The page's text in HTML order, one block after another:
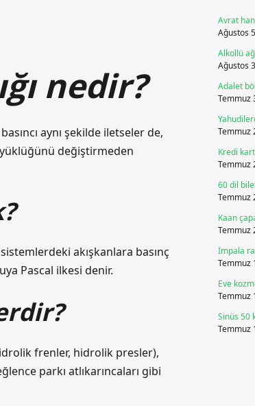
nedir?
aynı şekilde iletseler de,
değiştirmeden
akışkanlara basınç
Pascal ilkesi denir.
frenler, hidrolik presler),
parkı atlıkarıncaları gibi
Avrat
Ağustos
Alkollü
Ağustos
Adalet
Temmuz
Temmuz
Kredi
Temmuz
60 dil
Temmuz
Kaan
Temmuz
İmpala
Temmuz
Eve
Temmuz
Sinüs 50
Temmuz